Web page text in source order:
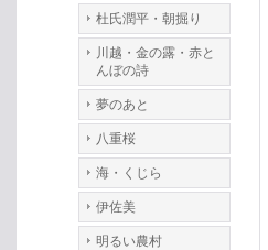
杜氏潤平・朝掘り
川越・金の露・赤と
んぼの詩
夢のあと
八重桜
海・くじら
伊佐美
明るい農村